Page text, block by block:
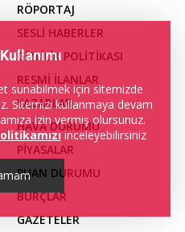
RÖPORTAJ
SESLİ HABERLER
GİZLİLİK POLİTİKASI
RESMİ İLANLAR
YAZARLAR
HAVA DURUMU
PİYASALAR
PUAN DURUMU
BURÇLAR
GAZETELER
sunabilmek için sitemizde
Sitemizi kullanmaya devam
izin vermiş olursunuz.
inceleyebilirsiniz